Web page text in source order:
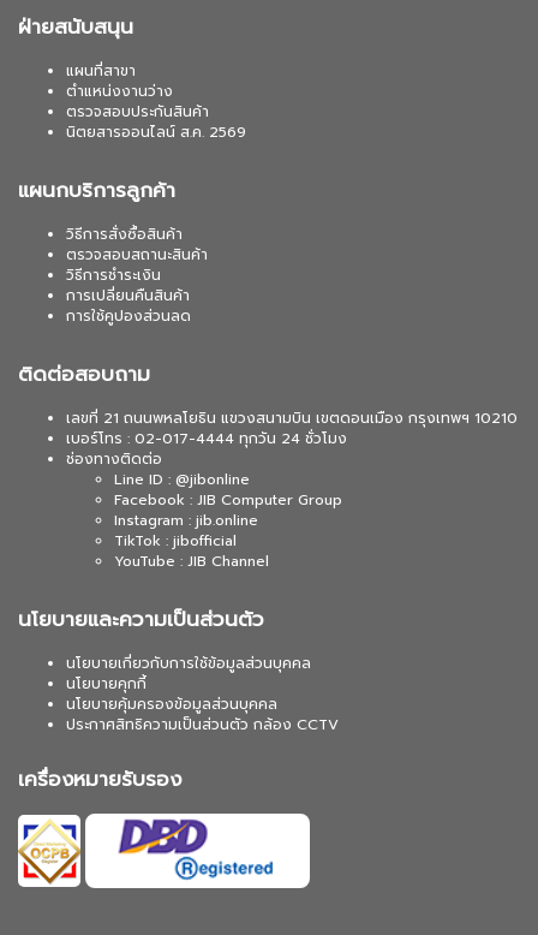
ฝ่ายสนับสนุน
แผนที่สาขา
ตำแหน่งงานว่าง
ตรวจสอบประกันสินค้า
นิตยสารออนไลน์ ส.ค. 2569
แผนกบริการลูกค้า
วิธีการสั่งซื้อสินค้า
ตรวจสอบสถานะสินค้า
วิธีการชำระเงิน
การเปลี่ยนคืนสินค้า
การใช้คูปองส่วนลด
ติดต่อสอบถาม
เลขที่ 21 ถนนพหลโยธิน แขวงสนามบิน เขตดอนเมือง กรุงเทพฯ 10210
เบอร์โทร : 02-017-4444 ทุกวัน 24 ชั่วโมง
ช่องทางติดต่อ
Line ID : @jibonline
Facebook : JIB Computer Group
Instagram : jib.online
TikTok : jibofficial
YouTube : JIB Channel
นโยบายและความเป็นส่วนตัว
นโยบายเกี่ยวกับการใช้ข้อมูลส่วนบุคคล
นโยบายคุกกี้
นโยบายคุ้มครองข้อมูลส่วนบุคคล
ประกาศสิทธิความเป็นส่วนตัว กล้อง CCTV
เครื่องหมายรับรอง